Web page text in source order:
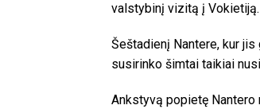
valstybinį vizitą į Vokietiją.
Šeštadienį Nantere, kur
susirinko šimtai taikiai
Ankstyvą popietę